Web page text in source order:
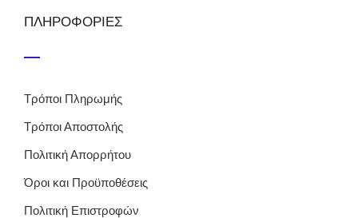
ΠΛΗΡΟΦΟΡΙΕΣ
Τρόποι Πληρωμής
Τρόποι Αποστολής
Πολιτική Απορρήτου
Όροι και Προϋποθέσεις
Πολιτική Επιστροφών